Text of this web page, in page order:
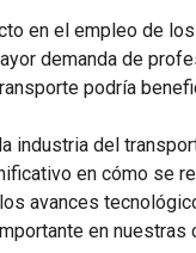
en el empleo de
demanda de
podría
industria del
en cómo se
avances
en nuestras